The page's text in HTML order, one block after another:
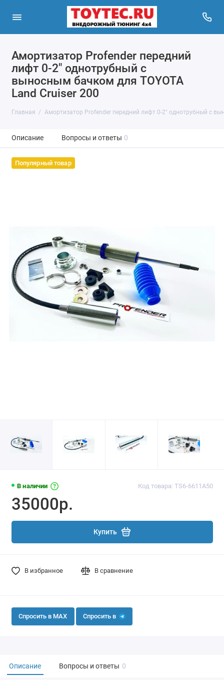
Амортизатор Profender передний
лифт 0-2" однотрубный с
выносным бачком для TOYOTA
Land Cruiser 200
Главная Амортизатор Profender передний лифт 0-2" однотрубный с
Описание Вопросы и ответы 0
Популярный товар
В наличии Код товара: TS6-6611A50
35000р.
Купить
В избранное В сравнение
Спросить в MAX Спросить в
Описание Вопросы и ответы 0